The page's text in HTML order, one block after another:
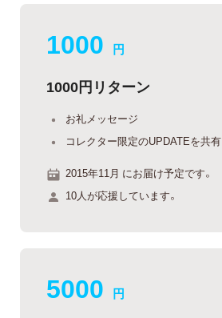
1000 円
1000円リターン
お礼メッセージ
コレクター限定のUPDATEを共有
2015年11月 にお届け予定です。
10人が応援しています。
5000 円